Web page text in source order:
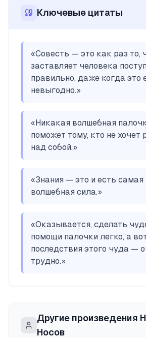
Ключевые цитаты
«Совесть — это как раз то,
заставляет человека
правильно, даже когда это
невыгодно.»
«Никакая волшебная
поможет тому, кто не хочет
над собой.»
«Знания — это и есть
волшебная сила.»
«Оказывается, сделать
помощи палочки легко, а
последствия этого чуда —
трудно.»
Другие произведения
Носов